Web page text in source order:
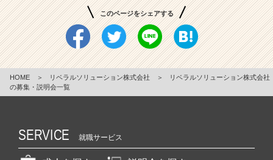
長
業
か
ス
ウ
届
く
このページをシェアする
HOME ＞ リベラルソリューション株式会社 ＞
リベラルソリューション株式会社
の募集・説明会一覧
SERVICE 就職サービス